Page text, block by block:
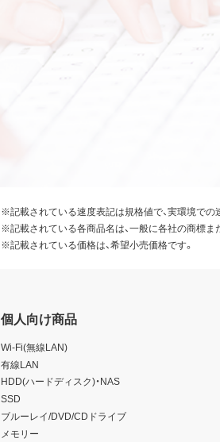
※記載されている速度表記は規格値で、実環境での
※記載されている各商品名は、一般に各社の商標ま
※記載されている価格は、希望小売価格です。
個人向け商品
Wi-Fi(無線LAN)
有線LAN
HDD(ハードディスク)・NAS
SSD
ブルーレイ/DVD/CDドライブ
メモリー